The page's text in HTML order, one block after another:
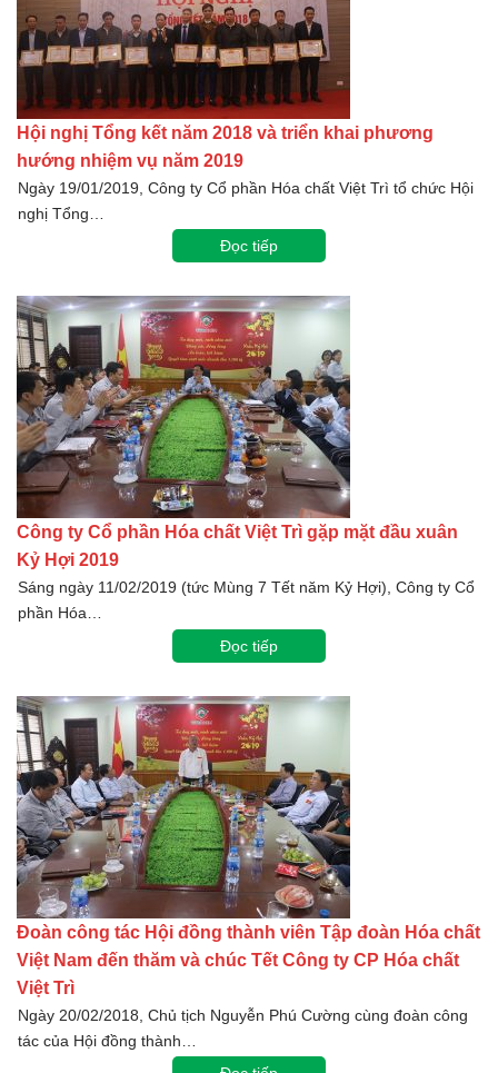
Hội nghị Tổng kết năm 2018 và triển khai phương
hướng nhiệm vụ năm 2019
Ngày 19/01/2019, Công ty Cổ phần Hóa chất Việt Trì tổ chức Hội
nghị Tổng…
Đọc tiếp
Công ty Cổ phần Hóa chất Việt Trì gặp mặt đầu xuân
Kỷ Hợi 2019
Sáng ngày 11/02/2019 (tức Mùng 7 Tết năm Kỷ Hợi), Công ty Cổ
phần Hóa…
Đọc tiếp
Đoàn công tác Hội đồng thành viên Tập đoàn Hóa chất
Việt Nam đến thăm và chúc Tết Công ty CP Hóa chất
Việt Trì
Ngày 20/02/2018, Chủ tịch Nguyễn Phú Cường cùng đoàn công
tác của Hội đồng thành…